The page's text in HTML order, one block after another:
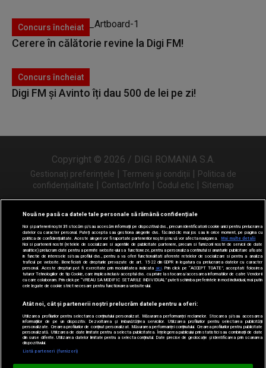
Concurs încheiat
Cerere în călătorie revine la Digi FM!
Concurs încheiat
Digi FM și Avinto îți dau 500 de lei pe zi!
Copyright © 2026 / DIGI ROMANIA S.A.
Gestionați preferințele | Termeni și condiții | Politica de
confidențialitate | Contact/Info | Codul etic | Sitemap
Urmărește-ne și pe
Nouă ne pasă ca datele tale personale să rămână confidențiale
Noi și partenerii noștri31 stocăm și/sau accesăm informații pe dispozitivul dvs., precum identificatorii cookie unici pentru prelucrarea
datelor cu caracter personal. Puteți accepta sau gestiona alegerile dvs. făcând clic mai jos sau în orice moment, pe pagina cu
politica de confidențialitate. Aceste alegeri vor fi raportate partenerilor noștri și nu vă vor afecta navigarea.
Mai multe detalii
Noi si partenerii nostri (retelele de socializare si agentiile de publicitate partenere, precum si furnizorii nostri de servicii de date
analitice) prelucram date pentru a permite website-ului sa functioneze, pentru a personaliza continutul si anunturile publicitare afisate
in functie de interesele si/sau profilul dvs., pentru a va oferi functionalitati aferente retelelor de socializare si pentru a analiza
traficul pe website. Beneficiati de drepturile prevazute de art. 15-22 din GDPR in legatura cu prelucrarea datelor cu caracter
personal. Aceste drepturi pot fi exercitate prin modalitatea indicata aici. Prin click pe “ACCEPT TOATE”, acceptati folosirea
tuturor Tehnologiilor de tip Cookie, care implica inclusiv acceptul dvs. cu privire la stocarea/accesarea informatiilor de catre Vendor-ii
cu care colaboram. Prin click pe “VREAU SA MODIFIC SETARILE INDIVIDUAL” puteti schimba preferintele in mod individual, mai putin
cele legate de cookie strict necesare pentru functionarea website-ului.
Atât noi, cât și partenerii noștri prelucrăm datele pentru a oferi:
Utilizarea profilurilor pentru selectarea conținutului personalizat. Măsurarea performanței reclamelor. Stocarea și/sau accesarea
informațiilor de pe un dispozitiv. Dezvoltarea și îmbunătățirea serviciilor. Utilizarea profilurilor pentru selectarea publicității
personalizate. Crearea profilurilor de conținut personalizat. Măsurarea performanței conținutului. Crearea profilurilor pentru publicitate
personalizată. Utilizarea de date limitate pentru a selecta publicitatea. Înțelegerea publicului prin statistici sau combinații de date
din surse diferite. Utilizarea datelor limitate pentru a selecta conținutul. Date precise de geolocație și identificarea prin scanarea
dispozitivului.
Listă parteneri (furnizori)